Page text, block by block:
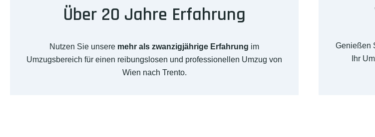
Über 20 Jahre Erfahrung
Nutzen Sie unsere mehr als zwanzigjährige Erfahrung im
Umzugsbereich für einen reibungslosen und professionellen Umzug von
Wien nach Trento.
Genießen
Ihr